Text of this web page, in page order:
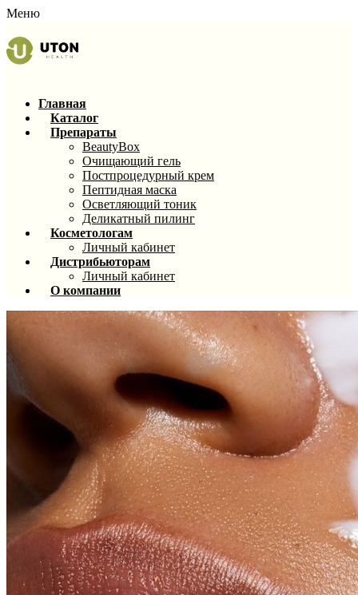
Меню
Главная
Каталог
Препараты
BeautyBox
Очищающий гель
Постпроцедурный крем
Пептидная маска
Осветляющий тоник
Деликатный пилинг
Косметологам
Личный кабинет
Дистрибьюторам
Личный кабинет
О компании